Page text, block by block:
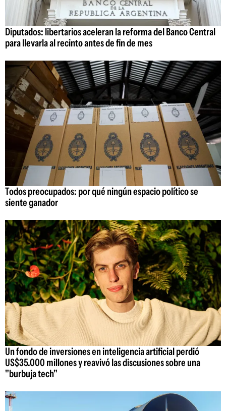
Diputados: libertarios aceleran la reforma del Banco Central
para llevarla al recinto antes de fin de mes
Todos preocupados: por qué ningún espacio político se
siente ganador
Un fondo de inversiones en inteligencia artificial perdió
US$35.000 millones y reavivó las discusiones sobre una
"burbuja tech"